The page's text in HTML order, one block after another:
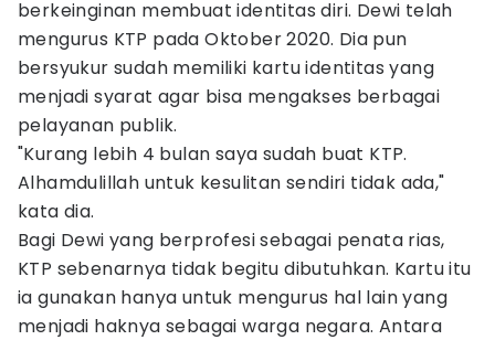
berkeinginan membuat identitas diri. Dewi telah
mengurus KTP pada Oktober 2020. Dia pun
bersyukur sudah memiliki kartu identitas yang
menjadi syarat agar bisa mengakses berbagai
pelayanan publik.
"Kurang lebih 4 bulan saya sudah buat KTP.
Alhamdulillah untuk kesulitan sendiri tidak ada,"
kata dia.
Bagi Dewi yang berprofesi sebagai penata rias,
KTP sebenarnya tidak begitu dibutuhkan. Kartu itu
ia gunakan hanya untuk mengurus hal lain yang
menjadi haknya sebagai warga negara. Antara